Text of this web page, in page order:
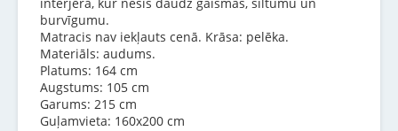
burvīgumu.
Matracis nav iekļauts cenā. Krāsa: pelēka.
Materiāls: audums.
Platums: 164 cm
Augstums: 105 cm
Garums: 215 cm
Guļamvieta: 160x200 cm